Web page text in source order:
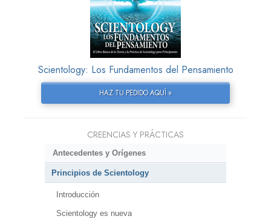
Scientology: Los Fundamentos del Pensamiento
HAZ TU PEDIDO AQUÍ »
CREENCIAS Y PRÁCTICAS
Antecedentes y Orígenes
Principios de Scientology
Introducción
Scientology es nueva